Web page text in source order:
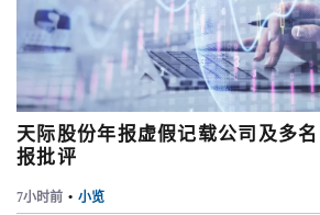
天际股份年报虚假记载公司及多
报批评
7小时前 • 小览